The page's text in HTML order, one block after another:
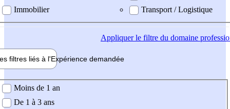
Immobilier
Transport / Logistique
Appliquerle filtre du domaine
filtres liés à l'Expérience demandée
demandée
Moins de 1 an
De 1 à 3 ans